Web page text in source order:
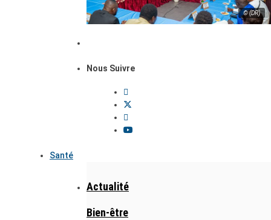
© (DR)
Nous Suivre
Santé
Actualité
Bien-être